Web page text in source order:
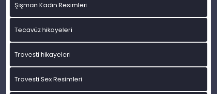
Şişman Kadın Resimleri
Tecavüz hikayeleri
Travesti hikayeleri
Travesti Sex Resimleri